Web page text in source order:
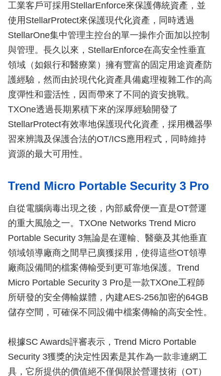
工業客戶可採用StellarEnforce來保護傳統資產，並
使用StellarProtect來保護現代化資產，同時透過
StellarOne集中管理主控台的單一操作介面加以控制
與管理。長久以來，StellarEnforce在高安全性垂直
領域（如銀行和醫療業）擁有豐富的固定用途資產防
護經驗，然而由於現代化資產具備處理複雜工作的高
度彈性和靈活性，因而帶來了不同的資安挑戰。
TXOne透過長期累積下來的深厚經驗開發了
StellarProtect有效率地保護現代化資產，採用機器學
習來辨識及保護合法的OT/ICS應用程式，同時維持
資源的最大可用性。
Trend Micro Portable Security 3 Pro
自從電腦病毒出現之後，內部威脅便一直是OT營運
的重大風險之一。TXOne Networks Trend Micro
Portable Security 3無論是在運輸、醫藥及其他垂直
領域領導廠商之間早已廣獲採用，使得這些OT領導
廠商設備間的檔案傳輸受到更可靠地保護。Trend
Micro Portable Security 3 Pro是一款TXOne工程師
所研發的安全傳輸媒體，內建AES-256加密的64GB
儲存空間，可確保不同設備中檔案傳輸的高安全性。
根據SC Awards評審表示，Trend Micro Portable
Security 3獲獎的決定性因素是其作為一款非連網工
具，它所提供的價值絕不僅侷限於營運技術（OT）